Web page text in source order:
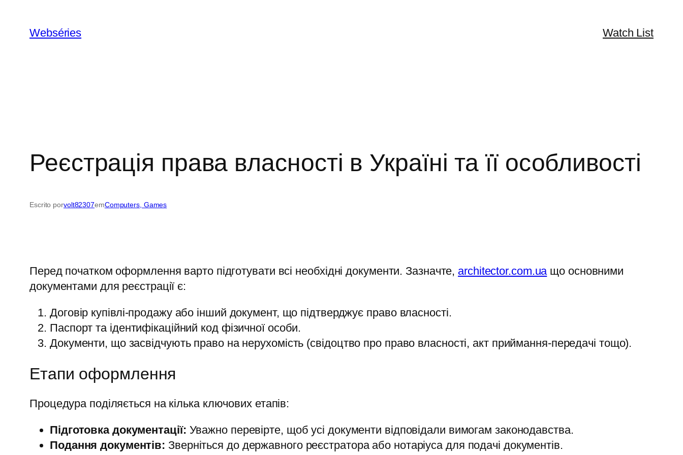
Webséries Watch List
Реєстрація права власності в Україні та її особливості
Escrito porvolt82307emComputers, Games
Перед початком оформлення варто підготувати всі необхідні документи. Зазначте, architector.com.uaщо основними
документами для реєстрації є:
Договір купівлі-продажу або інший документ, що підтверджує право власності.
Паспорт та ідентифікаційний код фізичної особи.
Документи, що засвідчують право на нерухомість (свідоцтво про право власності, акт приймання-передачі тощо).
Етапи оформлення
Процедура поділяється на кілька ключових етапів:
Підготовка документації: Уважно перевірте, щоб усі документи відповідали вимогам законодавства.
Подання документів: Зверніться до державного реєстратора або нотаріуса для подачі документів.